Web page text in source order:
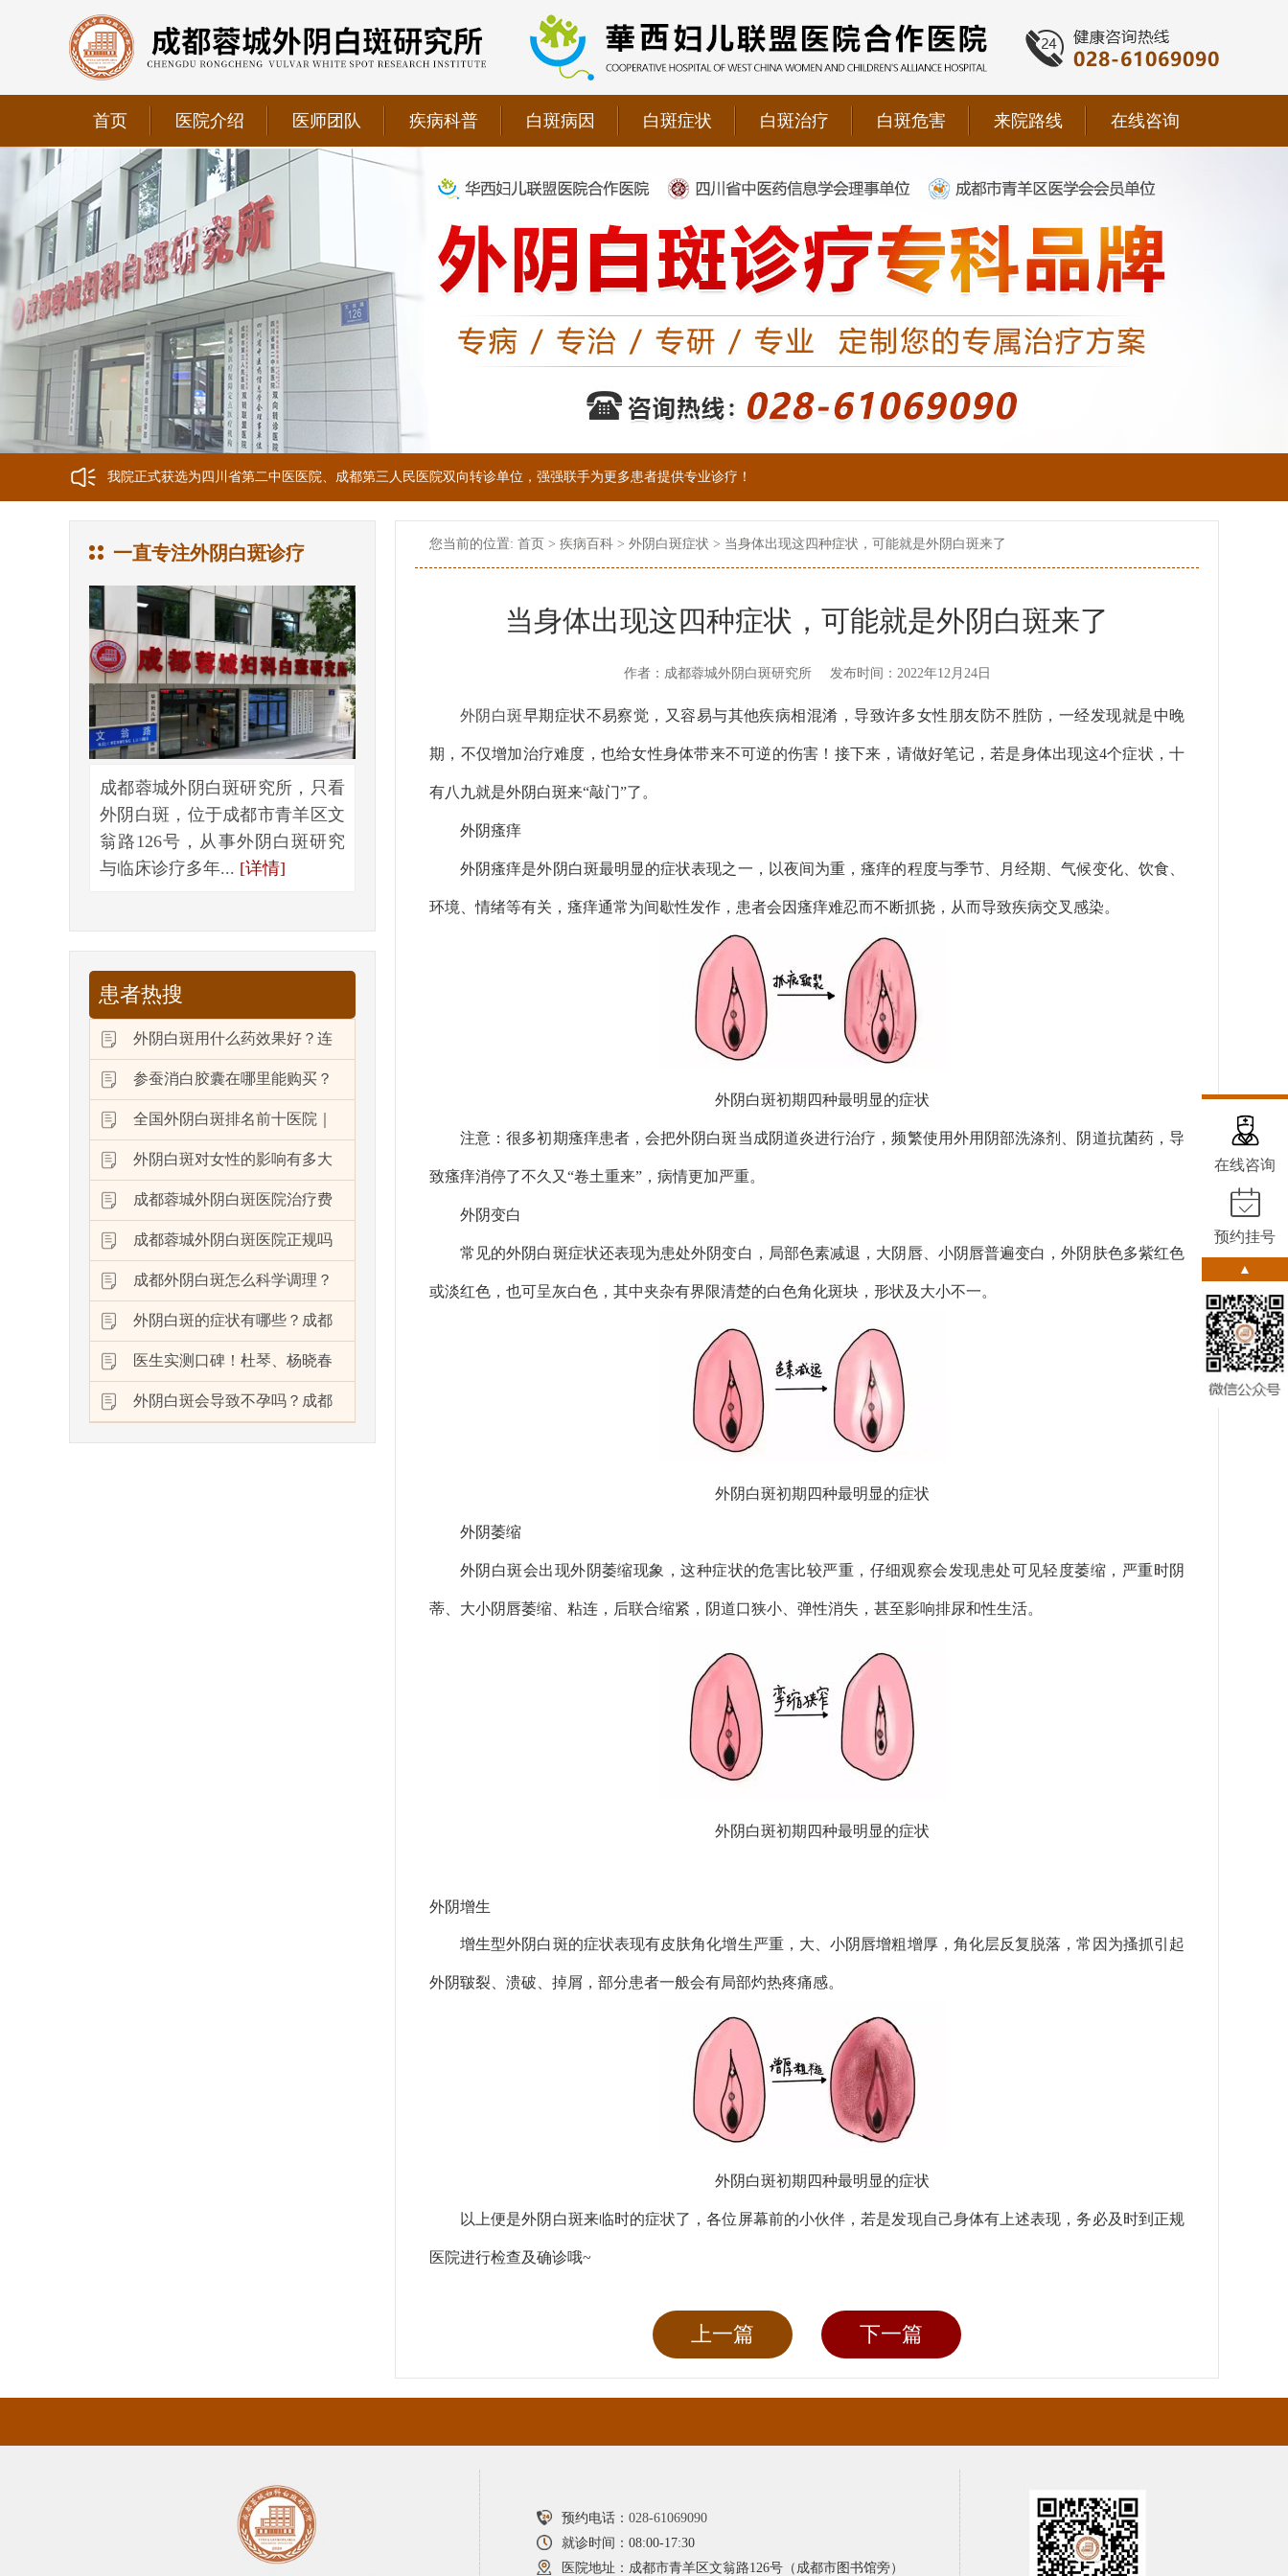
首页 医院介绍 医师团队 疾病科普 白斑病因 白斑症状 白斑治疗 白斑危害 来院路线 在线咨询
我院正式获选为四川省第二中医医院、成都第三人民医院双向转诊单位，强强联手为更多患者提供专业诊疗！
我院位于成都市青羊区文翁路126号，联系电话：028-61069090；警惕虚假广告，坚持正规医院就诊
我院现已成为四川省中医药信息学会理事单位、华西妇儿联盟合作医院！
我院正式获选为四川省第二中医医院、成都第三人民医院双向转诊单位，强强联手为更多患者提供专业诊疗！
我院位于成都市青羊区文翁路126号，联系电话：028-61069090；警惕虚假广告，坚持正规医院就诊
一直专注外阴白斑诊疗
成都蓉城外阴白斑研究所，只看
外阴白斑，位于成都市青羊区文
翁路126号，从事外阴白斑研究
与临床诊疗多年... [详情]
患者热搜
外阴白斑用什么药效果好？连
参蚕消白胶囊在哪里能购买？
全国外阴白斑排名前十医院｜
外阴白斑对女性的影响有多大
成都蓉城外阴白斑医院治疗费
成都蓉城外阴白斑医院正规吗
成都外阴白斑怎么科学调理？
外阴白斑的症状有哪些？成都
医生实测口碑！杜琴、杨晓春
外阴白斑会导致不孕吗？成都
您当前的位置: 首页 > 疾病百科 > 外阴白斑症状 > 当身体出现这四种症状，可能就是外阴白斑来了
当身体出现这四种症状，可能就是外阴白斑来了
作者：成都蓉城外阴白斑研究所 发布时间：2022年12月24日
外阴白斑早期症状不易察觉，又容易与其他疾病相混淆，导致许多女性朋友防不胜防，一经发现就是中晚
期，不仅增加治疗难度，也给女性身体带来不可逆的伤害！接下来，请做好笔记，若是身体出现这4个症状，十
有八九就是外阴白斑来“敲门”了。
外阴瘙痒
外阴瘙痒是外阴白斑最明显的症状表现之一，以夜间为重，瘙痒的程度与季节、月经期、气候变化、饮食、
环境、情绪等有关，瘙痒通常为间歇性发作，患者会因瘙痒难忍而不断抓挠，从而导致疾病交叉感染。
外阴白斑初期四种最明显的症状
注意：很多初期瘙痒患者，会把外阴白斑当成阴道炎进行治疗，频繁使用外用阴部洗涤剂、阴道抗菌药，导
致瘙痒消停了不久又“卷土重来”，病情更加严重。
外阴变白
常见的外阴白斑症状还表现为患处外阴变白，局部色素减退，大阴唇、小阴唇普遍变白，外阴肤色多紫红色
或淡红色，也可呈灰白色，其中夹杂有界限清楚的白色角化斑块，形状及大小不一。
外阴白斑初期四种最明显的症状
外阴萎缩
外阴白斑会出现外阴萎缩现象，这种症状的危害比较严重，仔细观察会发现患处可见轻度萎缩，严重时阴
蒂、大小阴唇萎缩、粘连，后联合缩紧，阴道口狭小、弹性消失，甚至影响排尿和性生活。
外阴白斑初期四种最明显的症状
外阴增生
增生型外阴白斑的症状表现有皮肤角化增生严重，大、小阴唇增粗增厚，角化层反复脱落，常因为搔抓引起
外阴皲裂、溃破、掉屑，部分患者一般会有局部灼热疼痛感。
外阴白斑初期四种最明显的症状
以上便是外阴白斑来临时的症状了，各位屏幕前的小伙伴，若是发现自己身体有上述表现，务必及时到正规
医院进行检查及确诊哦~
上一篇 下一篇
预约电话： 028-61069090
就诊时间：08:00-17:30
医院地址：成都市青羊区文翁路126号（成都市图书馆旁）
在线咨询
预约挂号
▲